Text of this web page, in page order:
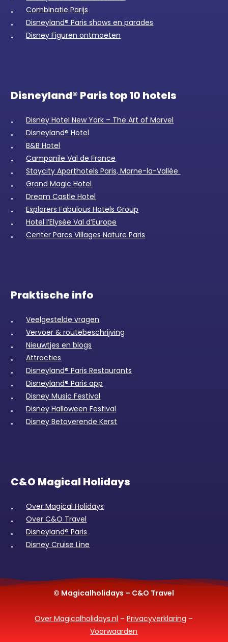
Combinatie Parijs
Disneyland® Paris shows en parades
Disney Figuren ontmoeten
Disneyland® Paris top 10 hotels
Disney Hotel New York – The Art of Marvel
Disneyland® Hotel
B&B Hotel
Campanile Val de France
Staycity Aparthotels Paris, Marne-la-Vallée
Grand Magic Hotel
Dream Castle Hotel
Explorers Fabulous Hotels Group
Hotel l’Elysée Val d’Europe
Center Parcs Villages Nature Paris
Praktische info
Veelgestelde vragen
Vervoer & routebeschrijving
Nieuwtjes en blogs
Attracties
Disneyland® Paris Restaurants
Disneyland® Paris app
Disney Music Festival
Disney Halloween Festival
Disney Betoverende Kerst
C&O Magical Holidays
Over Magical Holidays
Over C&O Travel
Disneyland® Paris
Disney Cruise Line
© Magicalholidays – C&O Travel
Over Magicalholidays.nl –Privacyverklaring –
Voorwaarden